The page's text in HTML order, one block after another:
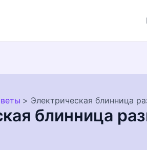
Электрическая блинница
блинница